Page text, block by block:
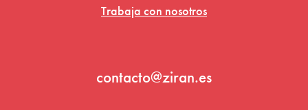
Trabaja con nosotros
contacto@ziran.es